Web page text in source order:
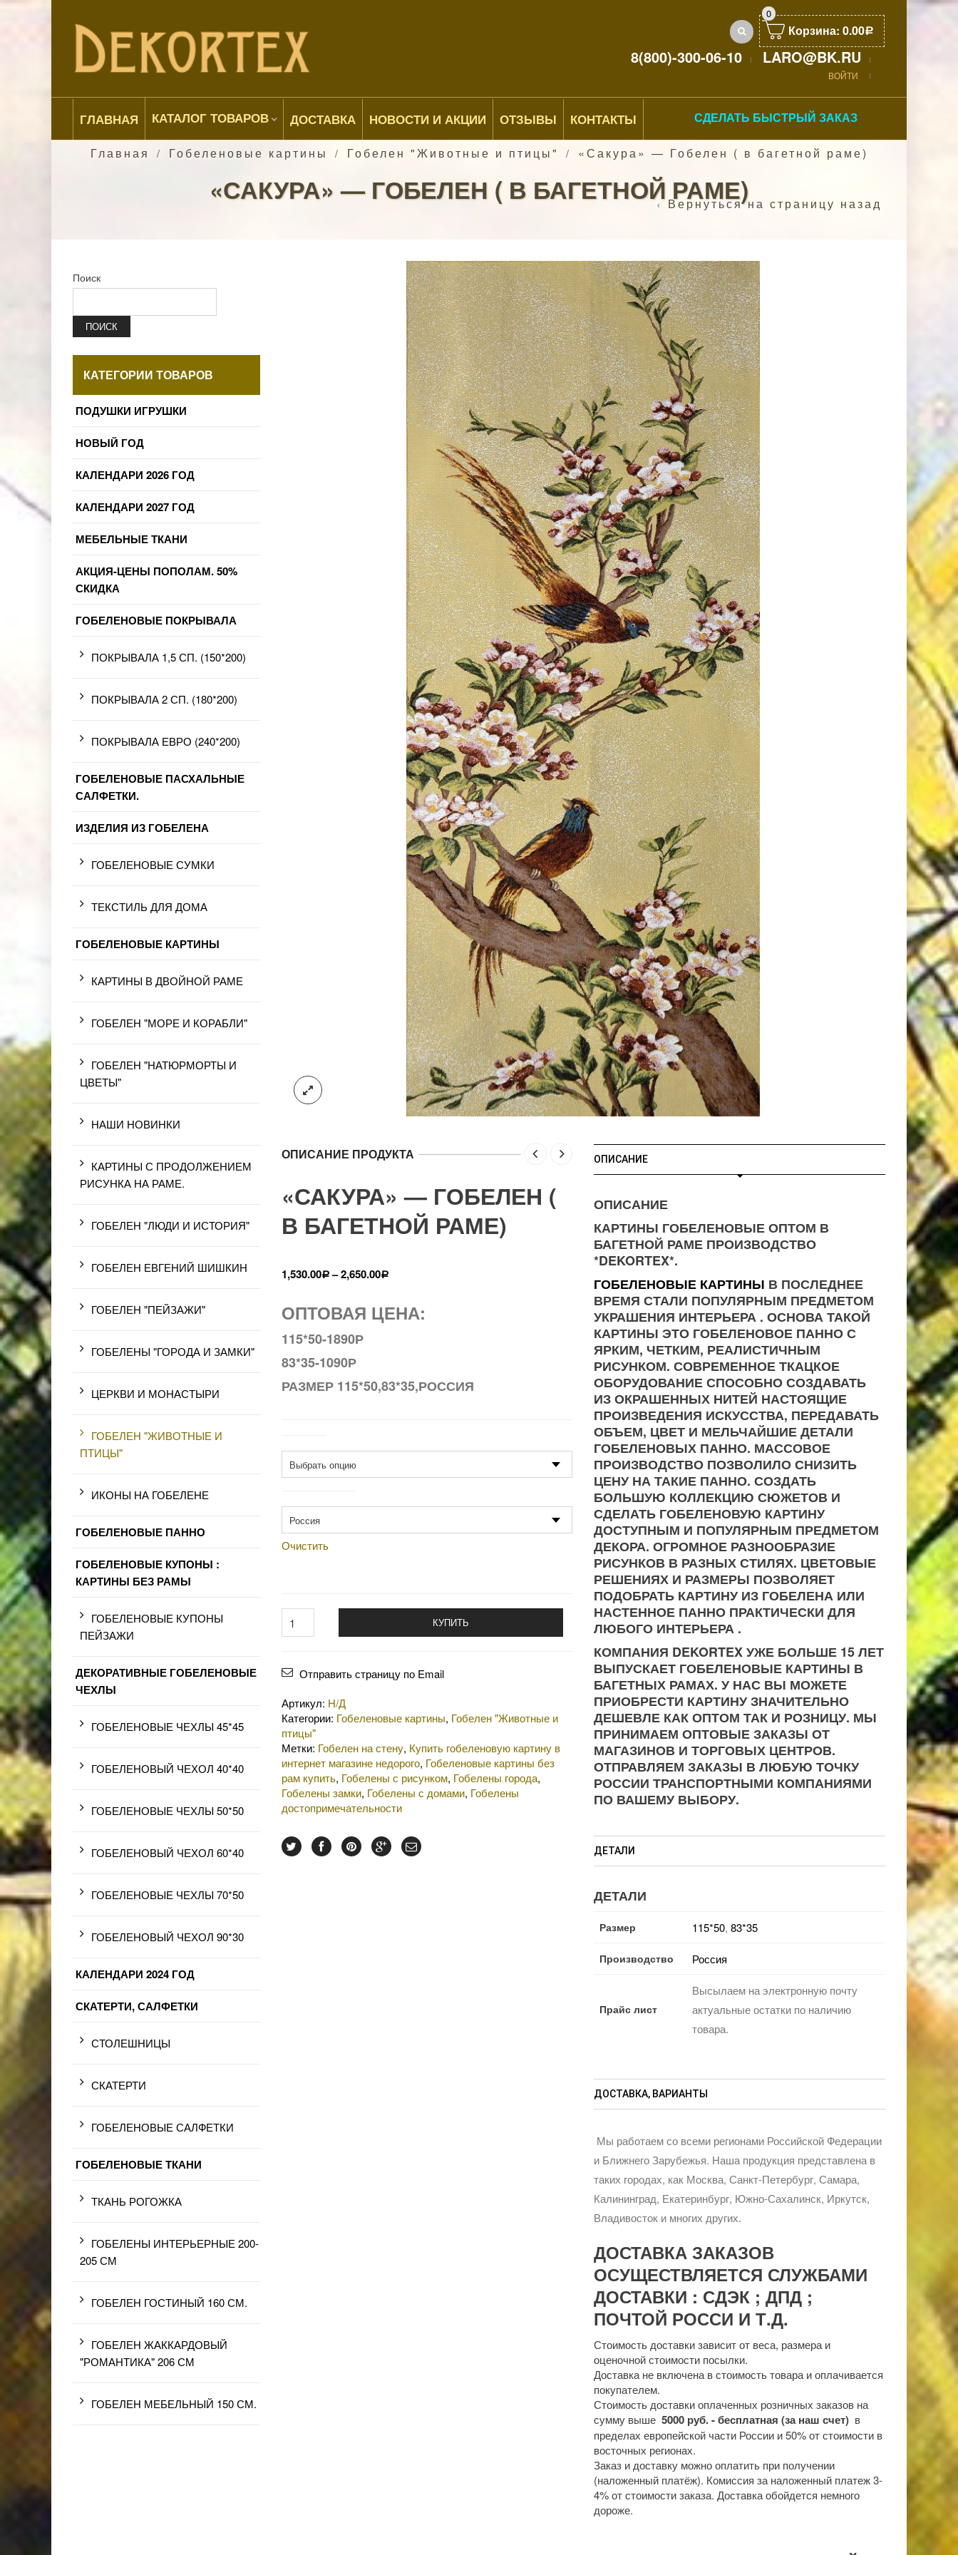
0
Корзина: 0.00Р
8(800)-300-06-10 LARO@BK.RU
ВОЙТИ
ГЛАВНАЯ КАТАЛОГ ТОВАРОВ ДОСТАВКА НОВОСТИ И АКЦИИ ОТЗЫВЫ КОНТАКТЫ СДЕЛАТЬ БЫСТРЫЙ ЗАКАЗ
Главная / Гобеленовые картины / Гобелен "Животные и птицы" / «Сакура» — Гобелен ( в багетной раме)
«САКУРА» — ГОБЕЛЕН ( В БАГЕТНОЙ РАМЕ)Вернуться на страницу назад
ОПИСАНИЕ ПРОДУКТА
«САКУРА» — ГОБЕЛЕН (
В БАГЕТНОЙ РАМЕ)
1,530.00Р–2,650.00Р
ОПТОВАЯ ЦЕНА:
115*50-1890Р
83*35-1090Р
РАЗМЕР 115*50,83*35,РОССИЯ
Очистить
КУПИТЬ
Отправить страницу по Email
Артикул: Н/Д
Категории: Гобеленовые картины, Гобелен "Животные и
птицы"
Метки: Гобелен на стену, Купить гобеленовую картину в
интернет магазине недорого, Гобеленовые картины без
рам купить, Гобелены с рисунком, Гобелены города,
Гобелены замки, Гобелены с домами, Гобелены
достопримечательности
ОПИСАНИЕ
ОПИСАНИЕ
КАРТИНЫ ГОБЕЛЕНОВЫЕ ОПТОМ В
БАГЕТНОЙ РАМЕ ПРОИЗВОДСТВО
*DEKORTEX*.
ГОБЕЛЕНОВЫЕ КАРТИНЫ В ПОСЛЕДНЕЕ
ВРЕМЯ СТАЛИ ПОПУЛЯРНЫМ ПРЕДМЕТОМ
УКРАШЕНИЯ ИНТЕРЬЕРА . ОСНОВА ТАКОЙ
КАРТИНЫ ЭТО ГОБЕЛЕНОВОЕ ПАННО С
ЯРКИМ, ЧЕТКИМ, РЕАЛИСТИЧНЫМ
РИСУНКОМ. СОВРЕМЕННОЕ ТКАЦКОЕ
ОБОРУДОВАНИЕ СПОСОБНО СОЗДАВАТЬ
ИЗ ОКРАШЕННЫХ НИТЕЙ НАСТОЯЩИЕ
ПРОИЗВЕДЕНИЯ ИСКУССТВА, ПЕРЕДАВАТЬ
ОБЪЕМ, ЦВЕТ И МЕЛЬЧАЙШИЕ ДЕТАЛИ
ГОБЕЛЕНОВЫХ ПАННО. МАССОВОЕ
ПРОИЗВОДСТВО ПОЗВОЛИЛО СНИЗИТЬ
ЦЕНУ НА ТАКИЕ ПАННО. СОЗДАТЬ
БОЛЬШУЮ КОЛЛЕКЦИЮ СЮЖЕТОВ И
СДЕЛАТЬ ГОБЕЛЕНОВУЮ КАРТИНУ
ДОСТУПНЫМ И ПОПУЛЯРНЫМ ПРЕДМЕТОМ
ДЕКОРА. ОГРОМНОЕ РАЗНООБРАЗИЕ
РИСУНКОВ В РАЗНЫХ СТИЛЯХ. ЦВЕТОВЫЕ
РЕШЕНИЯХ И РАЗМЕРЫ ПОЗВОЛЯЕТ
ПОДОБРАТЬ КАРТИНУ ИЗ ГОБЕЛЕНА ИЛИ
НАСТЕННОЕ ПАННО ПРАКТИЧЕСКИ ДЛЯ
ЛЮБОГО ИНТЕРЬЕРА .
КОМПАНИЯ DEKORTEX УЖЕ БОЛЬШЕ 15 ЛЕТ
ВЫПУСКАЕТ ГОБЕЛЕНОВЫЕ КАРТИНЫ В
БАГЕТНЫХ РАМАХ. У НАС ВЫ МОЖЕТЕ
ПРИОБРЕСТИ КАРТИНУ ЗНАЧИТЕЛЬНО
ДЕШЕВЛЕ КАК ОПТОМ ТАК И РОЗНИЦУ. МЫ
ПРИНИМАЕМ ОПТОВЫЕ ЗАКАЗЫ ОТ
МАГАЗИНОВ И ТОРГОВЫХ ЦЕНТРОВ.
ОТПРАВЛЯЕМ ЗАКАЗЫ В ЛЮБУЮ ТОЧКУ
РОССИИ ТРАНСПОРТНЫМИ КОМПАНИЯМИ
ПО ВАШЕМУ ВЫБОРУ.
ДЕТАЛИ
ДЕТАЛИ
Размер 115*50,83*35
Производство Россия
Прайс лист
Высылаем на электронную почту
актуальные остатки по наличию
товара.
ДОСТАВКА, ВАРИАНТЫ
Мы работаем со всеми регионами Российской Федерации
и Ближнего Зарубежья. Наша продукция представлена в
таких городах, как Москва, Санкт-Петербург, Самара,
Калининград, Екатеринбург, Южно-Сахалинск, Иркутск,
Владивосток и многих других.
ДОСТАВКА ЗАКАЗОВ
ОСУЩЕСТВЛЯЕТСЯ СЛУЖБАМИ
ДОСТАВКИ : СДЭК ; ДПД ;
ПОЧТОЙ РОССИ И Т.Д.
Стоимость доставки зависит от веса, размера и
оценочной стоимости посылки.
Доставка не включена в стоимость товара и оплачивается
покупателем.
Стоимость доставки оплаченных розничных заказов на
сумму выше 5000 руб. - бесплатная (за наш счет) в
пределах европейской части России и 50% от стоимости в
восточных регионах.
Заказ и доставку можно оплатить при получении
(наложенный платёж). Комиссия за наложенный платеж 3-
4% от стоимости заказа. Доставка обойдется немного
дороже.
Поиск
ПОИСК
КАТЕГОРИИ ТОВАРОВ
ПОДУШКИ ИГРУШКИ
НОВЫЙ ГОД
КАЛЕНДАРИ 2026 ГОД
КАЛЕНДАРИ 2027 ГОД
МЕБЕЛЬНЫЕ ТКАНИ
АКЦИЯ-ЦЕНЫ ПОПОЛАМ. 50%
СКИДКА
ГОБЕЛЕНОВЫЕ ПОКРЫВАЛА
ПОКРЫВАЛА 1,5 СП. (150*200)
ПОКРЫВАЛА 2 СП. (180*200)
ПОКРЫВАЛА ЕВРО (240*200)
ГОБЕЛЕНОВЫЕ ПАСХАЛЬНЫЕ
САЛФЕТКИ.
ИЗДЕЛИЯ ИЗ ГОБЕЛЕНА
ГОБЕЛЕНОВЫЕ СУМКИ
ТЕКСТИЛЬ ДЛЯ ДОМА
ГОБЕЛЕНОВЫЕ КАРТИНЫ
КАРТИНЫ В ДВОЙНОЙ РАМЕ
ГОБЕЛЕН "МОРЕ И КОРАБЛИ"
ГОБЕЛЕН "НАТЮРМОРТЫ И
ЦВЕТЫ"
НАШИ НОВИНКИ
КАРТИНЫ С ПРОДОЛЖЕНИЕМ
РИСУНКА НА РАМЕ.
ГОБЕЛЕН "ЛЮДИ И ИСТОРИЯ"
ГОБЕЛЕН ЕВГЕНИЙ ШИШКИН
ГОБЕЛЕН "ПЕЙЗАЖИ"
ГОБЕЛЕНЫ "ГОРОДА И ЗАМКИ"
ЦЕРКВИ И МОНАСТЫРИ
ГОБЕЛЕН "ЖИВОТНЫЕ И
ПТИЦЫ"
ИКОНЫ НА ГОБЕЛЕНЕ
ГОБЕЛЕНОВЫЕ ПАННО
ГОБЕЛЕНОВЫЕ КУПОНЫ :
КАРТИНЫ БЕЗ РАМЫ
ГОБЕЛЕНОВЫЕ КУПОНЫ
ПЕЙЗАЖИ
ДЕКОРАТИВНЫЕ ГОБЕЛЕНОВЫЕ
ЧЕХЛЫ
ГОБЕЛЕНОВЫЕ ЧЕХЛЫ 45*45
ГОБЕЛЕНОВЫЙ ЧЕХОЛ 40*40
ГОБЕЛЕНОВЫЕ ЧЕХЛЫ 50*50
ГОБЕЛЕНОВЫЙ ЧЕХОЛ 60*40
ГОБЕЛЕНОВЫЕ ЧЕХЛЫ 70*50
ГОБЕЛЕНОВЫЙ ЧЕХОЛ 90*30
КАЛЕНДАРИ 2024 ГОД
СКАТЕРТИ, САЛФЕТКИ
СТОЛЕШНИЦЫ
СКАТЕРТИ
ГОБЕЛЕНОВЫЕ САЛФЕТКИ
ГОБЕЛЕНОВЫЕ ТКАНИ
ТКАНЬ РОГОЖКА
ГОБЕЛЕНЫ ИНТЕРЬЕРНЫЕ 200-
205 СМ
ГОБЕЛЕН ГОСТИНЫЙ 160 СМ.
ГОБЕЛЕН ЖАККАРДОВЫЙ
"РОМАНТИКА" 206 СМ
ГОБЕЛЕН МЕБЕЛЬНЫЙ 150 СМ.